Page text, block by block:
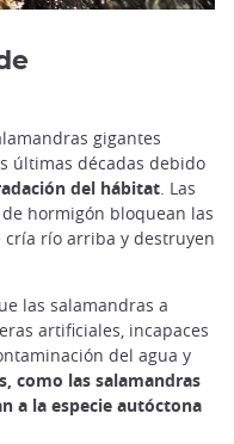
gigantes
últimas décadas debido
del hábitat. Las
hormigón bloquean las
río arriba y destruyen
las salamandras a
artificiales, incapaces
del agua y
como las salamandras
a la especie autóctona